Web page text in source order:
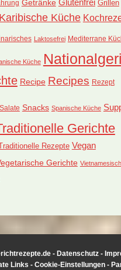
Getränke Glutenfrei Grillen
Karibische Küche
Laktosefrei Mediterrane
Küche
Recipe Recipes Rezept
Salate Snacks Spanische Küche
Gerichte
Traditionelle Rezepte Vegan
Gerichte
- Datenschutz -
Links - Cookie-Einstellungen-